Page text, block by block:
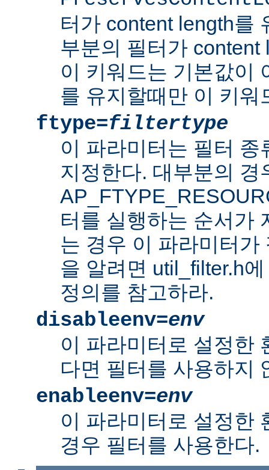
터가 content length를
부분의 필터가
이 키워드는 기본값이
를 유지할때만 이 키워
ftype=filtertype
이 파라미터는 필터
지정한다. 대부분의 경
터를 실행하는 순서가
는 경우 이 파라미터가
을 알려면 util_filter.h
정의를 참고하라.
disableenv=env
이 파라미터로 설정한
다면 필터를 사용하지
enableenv=env
이 파라미터로 설정한
경우 필터를 사용한다.